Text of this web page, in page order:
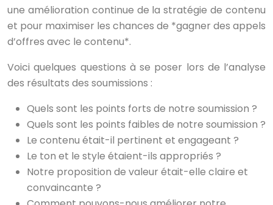
une amélioration continue de la stratégie de contenu
et pour maximiser les chances de *gagner des appels
d’offres avec le contenu*.
Voici quelques questions à se poser lors de l’analyse
des résultats des soumissions :
Quels sont les points forts de notre soumission ?
Quels sont les points faibles de notre soumission ?
Le contenu était-il pertinent et engageant ?
Le ton et le style étaient-ils appropriés ?
Notre proposition de valeur était-elle claire et
convaincante ?